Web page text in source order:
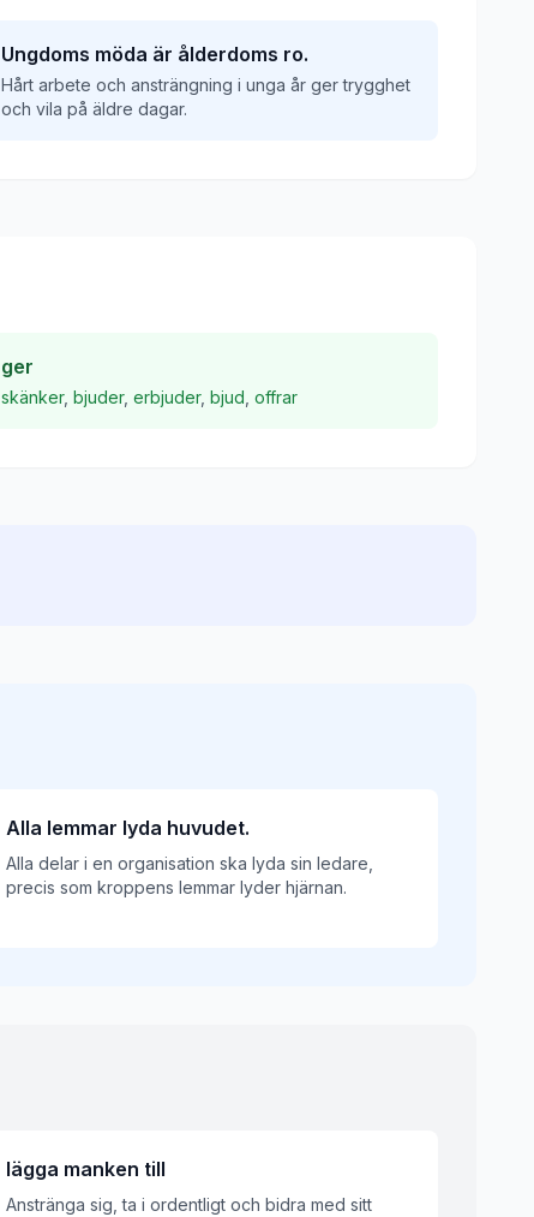
Ungdoms möda är ålderdoms ro.
Hårt arbete och ansträngning i unga år ger trygghet
och vila på äldre dagar.
ger
skänker, bjuder, erbjuder, bjud offrar
Alla lemmar lyda huvudet.
Alla delar i en organisation ska lyda sin ledare,
precis som kroppens lemmar lyder hjärnan.
lägga manken till
Anstränga sig, ta i ordentligt och bidra med sitt